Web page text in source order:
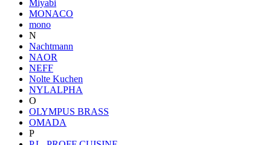
Miyabi
MONACO
mono
N
Nachtmann
NAOR
NEFF
Nolte Kuchen
NYLALPHA
O
OLYMPUS BRASS
OMADA
P